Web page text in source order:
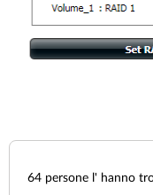
64 persone l' hanno